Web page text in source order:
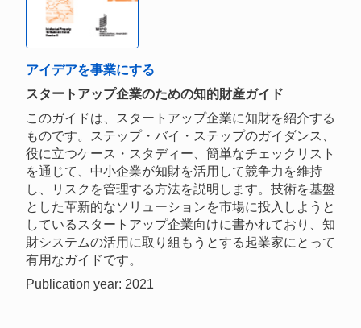
アイデアを事業にする
スタートアップ企業のための知的財産ガイド
このガイドは、スタートアップ企業に知財を紹介する
ものです。ステップ・バイ・ステップのガイダンス、
役に立つケース・スタディー、簡単なチェックリスト
を通じて、中小企業が知財を活用して競争力を維持
し、リスクを管理する方法を説明します。技術を基盤
とした革新的なソリューションを市場に投入しようと
しているスタートアップ企業向けに書かれており、知
財システムの活用に取り組もうとする起業家にとって
有用なガイドです。
Publication year: 2021